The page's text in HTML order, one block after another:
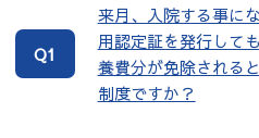
Q1
来月、入院する事に
用認定証を発行して
養費分が免除される
制度ですか？